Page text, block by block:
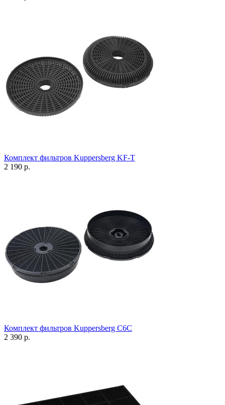
Комплект фильтров Kuppersberg KF-T
2 190 р.
Комплект фильтров Kuppersberg C6C
2 390 р.